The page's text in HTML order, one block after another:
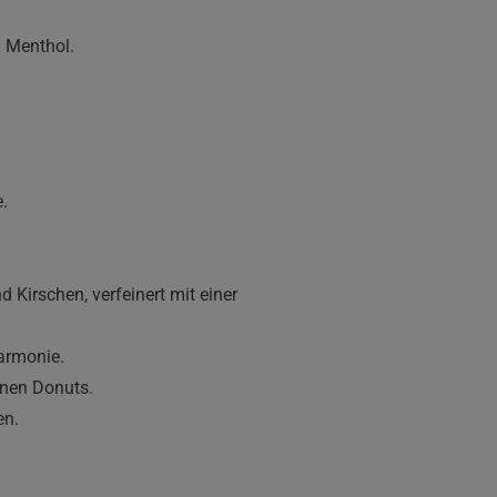
Menthol.
Kirschen, verfeinert mit einer
Donuts.